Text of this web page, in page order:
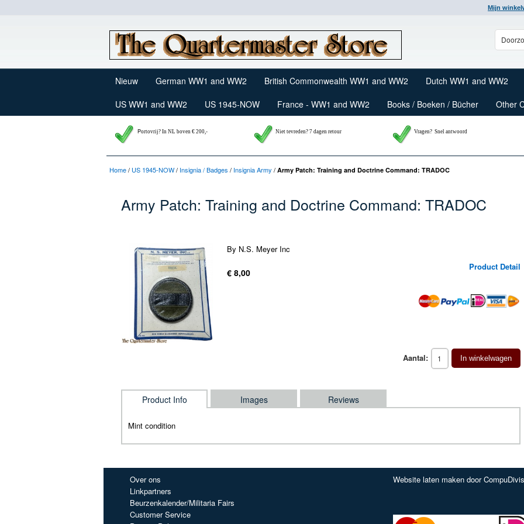
Mijn
Nieuw German WW1 and WW2 British Commonwealth WW1 and WW2
Dutch WW1 and WW2
US WW1 and WW2
US 1945-NOW France - WW1 and WW2 Books / Boeken / Bücher Other
Portovrij? In NL boven € 200,- Niet tevreden? 7 dagen retour Vragen? Snel antwoord
Home/ US 1945-NOW/ Insignia / Badges / Insignia Army / Army Patch: Training and Doctrine Command: TRADOC
Army Patch: Training and Doctrine Command: TRADOC
By N.S. Meyer Inc
Product Detail
€ 8,00
Aantal: In winkelwagen
Product Info Images Reviews
Mint condition
Over ons
Linkpartners
Beurzenkalender/Militaria Fairs
Customer Service
Website laten maken door